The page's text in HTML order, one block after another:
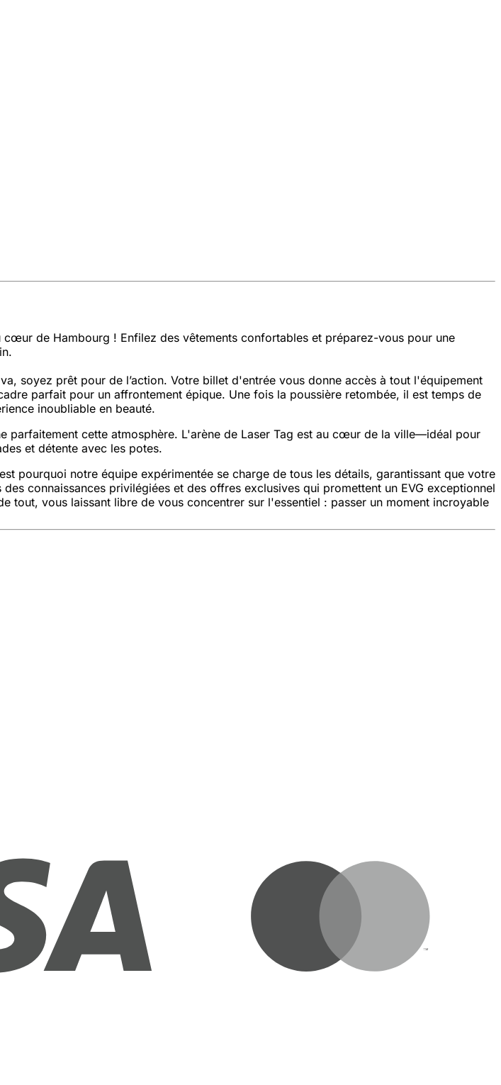
de Hambourg ! Enfilez des vêtements confortables et préparez-vous pour une
soyez prêt pour de l’action. Votre billet d'entrée vous donne accès à tout l'équipement
parfait pour un affrontement épique. Une fois la poussière retombée, il est temps de
inoubliable en beauté.
parfaitement cette atmosphère. L'arène de Laser Tag est au cœur de la ville—idéal pour
et détente avec les potes.
pourquoi notre équipe expérimentée se charge de tous les détails, garantissant que votre
connaissances privilégiées et des offres exclusives qui promettent un EVG exceptionnel
tout, vous laissant libre de vous concentrer sur l'essentiel : passer un moment incroyable